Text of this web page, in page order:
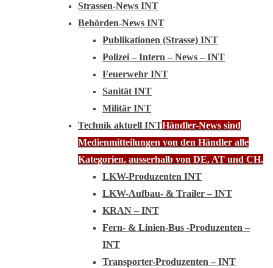
Strassen-News INT
Behörden-News INT
Publikationen (Strasse) INT
Polizei – Intern – News – INT
Feuerwehr INT
Sanität INT
Militär INT
Technik aktuell INTHändler-News sind
Medienmitteilungen von den Händler alle
Kategorien, ausserhalb von DE, AT und CH.
LKW-Produzenten INT
LKW-Aufbau- & Trailer – INT
KRAN – INT
Fern- & Linien-Bus -Produzenten –
INT
Transporter-Produzenten – INT